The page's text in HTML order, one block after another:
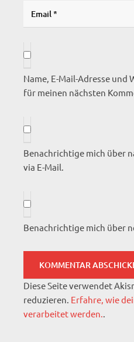
Name, E-Mail-Adresse und
für meinen nächsten
Benachrichtige mich über
via E-Mail.
Benachrichtige mich über
Diese Seite verwendet
reduzieren. Erfahre, wie
verarbeitet werden..